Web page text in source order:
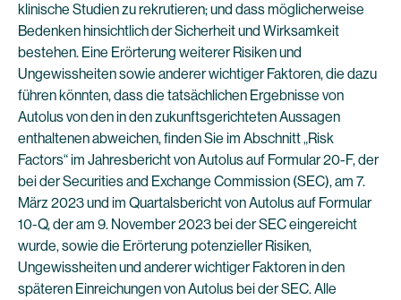
klinische Studien zu rekrutieren; und dass möglicherweise
Bedenken hinsichtlich der Sicherheit und Wirksamkeit
bestehen. Eine Erörterung weiterer Risiken und
Ungewissheiten sowie anderer wichtiger Faktoren, die dazu
führen könnten, dass die tatsächlichen Ergebnisse von
Autolus von den in den zukunftsgerichteten Aussagen
enthaltenen abweichen, finden Sie im Abschnitt „Risk
Factors“ im Jahresbericht von Autolus auf Formular 20-F, der
bei der Securities and Exchange Commission (SEC), am 7.
März 2023 und im Quartalsbericht von Autolus auf Formular
10-Q, der am 9. November 2023 bei der SEC eingereicht
wurde, sowie die Erörterung potenzieller Risiken,
Ungewissheiten und anderer wichtiger Faktoren in den
späteren Einreichungen von Autolus bei der SEC. Alle